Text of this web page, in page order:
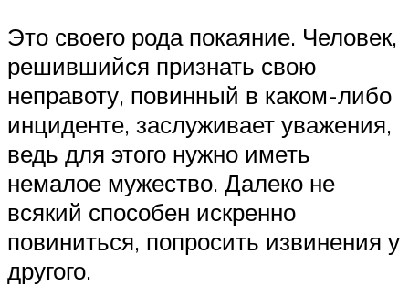
Это своего рода покаяние. Человек,
решившийся признать свою
неправоту, повинный в каком-либо
инциденте, заслуживает уважения,
ведь для этого нужно иметь
немалое мужество. Далеко не
всякий способен искренно
повиниться, попросить извинения у
другого.